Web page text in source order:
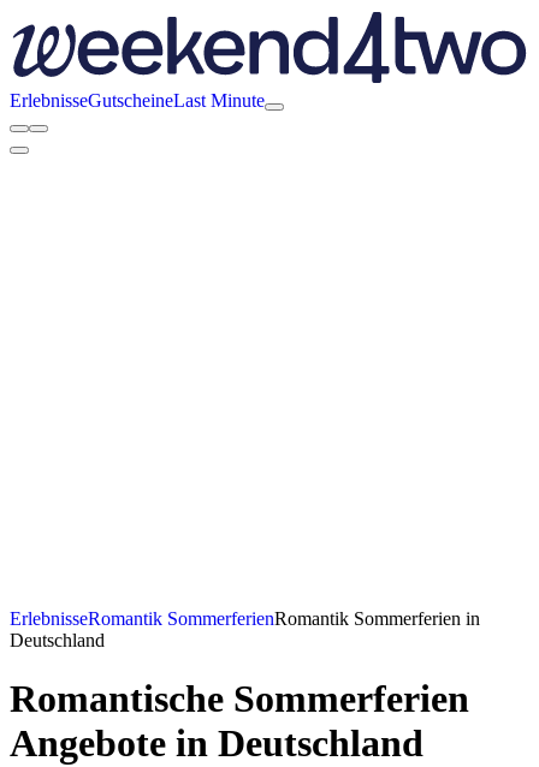
ErlebnisseGutscheineLast Minute
ErlebnisseRomantik SommerferienRomantik Sommerferien in
Deutschland
Romantische Sommerferien
Angebote in Deutschland